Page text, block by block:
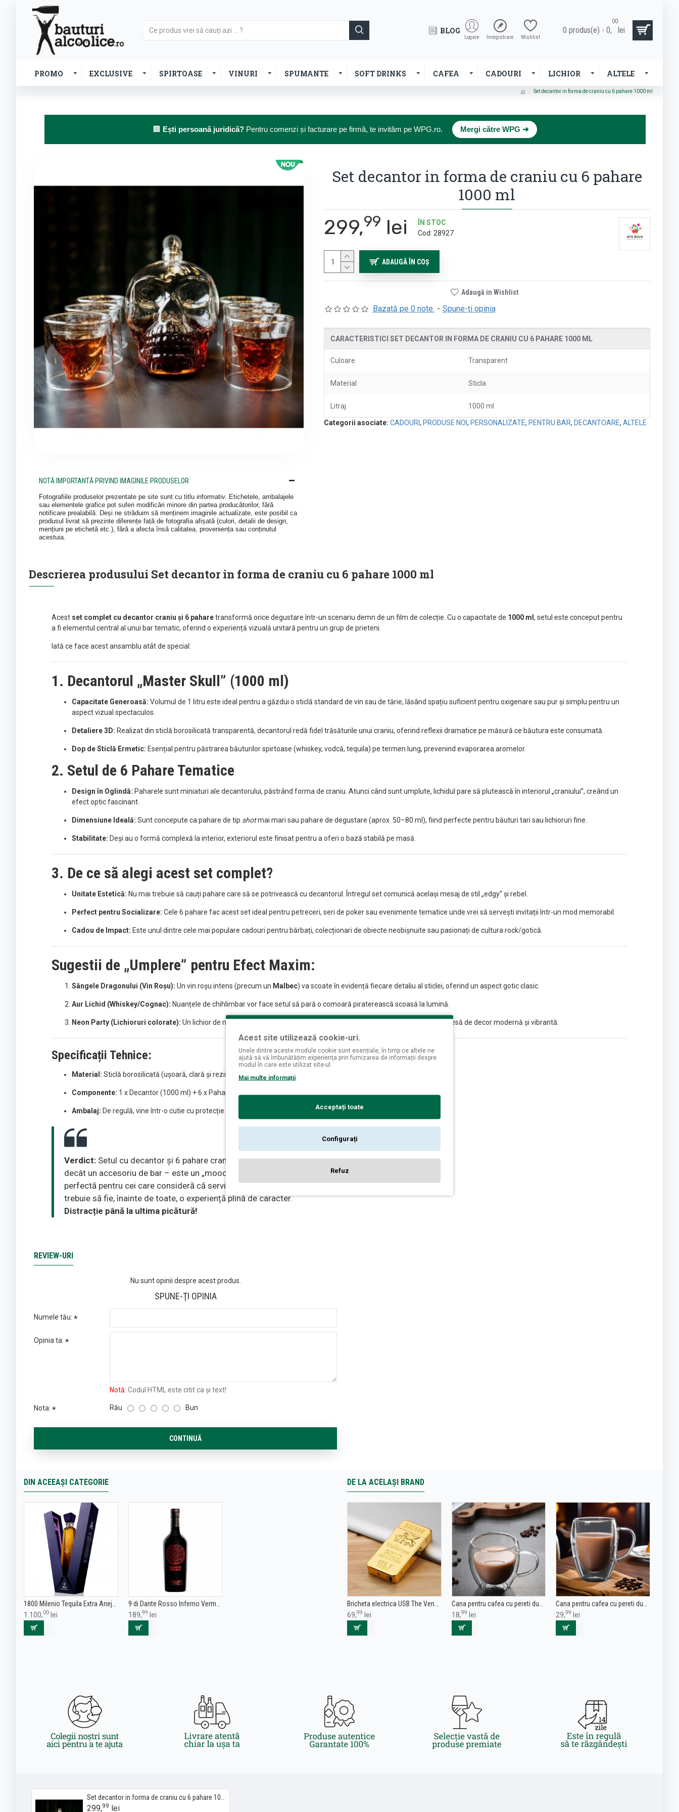
BLOG
Logare Inregistrare Wishlist
0 produs(e) - 0,
00
lei
PROMO EXCLUSIVE SPIRTOASE VINURI SPUMANTE SOFT DRINKS CAFEA CADOURI LICHIOR ALTELE
Set decantor in forma de craniu cu 6 pahare 1000 ml
🏢 Ești persoană juridică? Pentru comenzi și facturare pe firmă, te invităm pe WPG.ro. Mergi către WPG ➜
NOTĂ IMPORTANTĂ PRIVIND IMAGINILE PRODUSELOR
Fotografiile produselor prezentate pe site sunt cu titlu informativ. Etichetele, ambalajele
sau elementele grafice pot suferi modificări minore din partea producătorilor, fără
notificare prealabilă. Deși ne străduim să menținem imaginile actualizate, este posibil ca
produsul livrat să prezinte diferențe față de fotografia afișată (culori, detalii de design,
mențiuni pe etichetă etc.), fără a afecta însă calitatea, proveniența sau conținutul
acestuia.
Set decantor in forma de craniu cu 6 pahare
1000 ml
Bazată pe 0 note. - Spune-ţi opinia
299,99 lei
ÎN STOC
Cod: 28927
ADAUGĂ ÎN COŞ
Adaugă in Wishlist
CARACTERISTICI SET DECANTOR IN FORMA DE CRANIU CU 6 PAHARE 1000 ML
Culoare Transparent
Material Sticla
Litraj 1000 ml
Categorii asociate: CADOURI , PRODUSE NOI , PERSONALIZATE, PENTRU BAR, DECANTOARE, ALTELE
Descrierea produsului Set decantor in forma de craniu cu 6 pahare 1000 ml
Acest set complet cu decantor craniu și 6 paharetransformă orice degustare într-un scenariu demn de un film de colecție. Cu o capacitate de 1000 ml , setul este conceput pentru
a fi elementul central al unui bar tematic, oferind o experiență vizuală unitară pentru un grup de prieteni.
Iată ce face acest ansamblu atât de special:
1. Decantorul „Master Skull” (1000 ml)
Capacitate Generoasă: Volumul de 1 litru este ideal pentru a găzdui o sticlă standard de vin sau de tărie, lăsând spațiu suficient pentru oxigenare sau pur și simplu pentru un
aspect vizual spectaculos.
Detaliere 3D: Realizat din sticlă borosilicată transparentă, decantorul redă fidel trăsăturile unui craniu, oferind reflexii dramatice pe măsură ce băutura este consumată.
Dop de Sticlă Ermetic: Esențial pentru păstrarea băuturilor spirtoase (whiskey, vodcă, tequila) pe termen lung, prevenind evaporarea aromelor.
2. Setul de 6 Pahare Tematice
Design în Oglindă: Paharele sunt miniaturi ale decantorului, păstrând forma de craniu. Atunci când sunt umplute, lichidul pare să plutească în interiorul „craniului”, creând un
efect optic fascinant.
Dimensiune Ideală: Sunt concepute ca pahare de tip shotmai mari sau pahare de degustare (aprox. 50–80 ml), fiind perfecte pentru băuturi tari sau lichioruri fine.
Stabilitate: Deși au o formă complexă la interior, exteriorul este finisat pentru a oferi o bază stabilă pe masă.
3. De ce să alegi acest set complet?
Unitate Estetică: Nu mai trebuie să cauți pahare care să se potrivească cu decantorul. Întregul set comunică același mesaj de stil „edgy” și rebel.
Perfect pentru Socializare: Cele 6 pahare fac acest set ideal pentru petreceri, seri de poker sau evenimente tematice unde vrei să servești invitații într-un mod memorabil.
Cadou de Impact: Este unul dintre cele mai populare cadouri pentru bărbați, colecționari de obiecte neobișnuite sau pasionați de cultura rock/gotică.
Sugestii de „Umplere” pentru Efect Maxim:
Sângele Dragonului (Vin Roșu): Un vin roșu intens (precum un Malbec) va scoate în evidență fiecare detaliu al sticlei, oferind un aspect gotic clasic.
Aur Lichid (Whiskey/Cognac): Nuanțele de chihlimbar vor face setul să pară o comoară piraterească scoasă la lumină.
Neon Party (Lichioruri colorate): Un lichior de mentă verde sau unul de portocale albastru va transforma setul într-o piesă de decor modernă și vibrantă.
Specificații Tehnice:
Material: Sticlă borosilicată (ușoară, clară și rezistentă).
Componente: 1 x Decantor (1000 ml) + 6 x Pahare Craniu.
Ambalaj: De regulă, vine într-o cutie cu protecție sporită din polistiren pentru fiecare piesă în parte.
Verdict: Setul cu decantor și 6 pahare craniu este mai mult
decât un accesoriu de bar – este un „mood”. Este alegerea
perfectă pentru cei care consideră că servirea unei băuturi
trebuie să fie, înainte de toate, o experiență plină de caracter.
Distracție până la ultima picătură!
REVIEW-URI
Nu sunt opinii despre acest produs.
SPUNE-ŢI OPINIA
Numele tău:
Opinia ta:
Notă: Codul HTML este citit ca şi text!
Nota: Rău Bun
CONTINUĂ
DIN ACEEAȘI CATEGORIE
1.100,00 lei
189,99 lei
DE LA ACELAȘI BRAND
69,99 lei
18,99 lei
29,99 lei
299,99 lei
Acest site utilizează cookie-uri.
Unele dintre aceste module cookie sunt esențiale, în timp ce altele ne
ajută să vă îmbunătățim experiența prin furnizarea de informații despre
modul în care este utilizat site-ul.
Mai multe informații
Acceptați toate
Configurați
Refuz